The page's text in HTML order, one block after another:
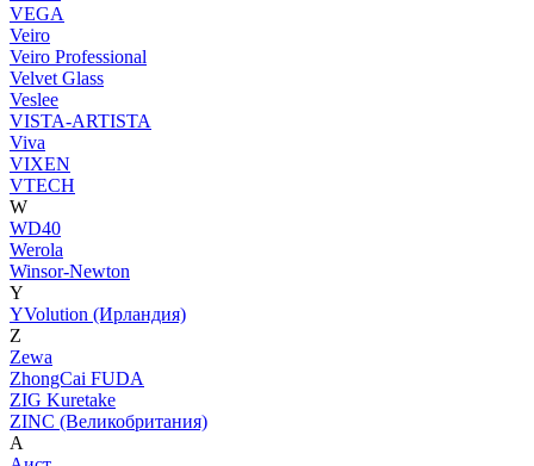
VEGA
Veiro
Veiro Professional
Velvet Glass
Veslee
VISTA-ARTISTA
Viva
VIXEN
VTECH
W
WD40
Werola
Winsor-Newton
Y
YVolution (Ирландия)
Z
Zewa
ZhongCai FUDA
ZIG Kuretake
ZINC (Великобритания)
А